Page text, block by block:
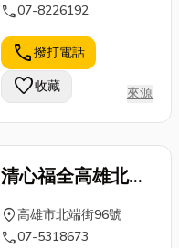
call07-8226192
call撥打電話
favorite收藏 來源
清心福全高雄北端
店
location_on高雄市北端街96號
call07-5318673